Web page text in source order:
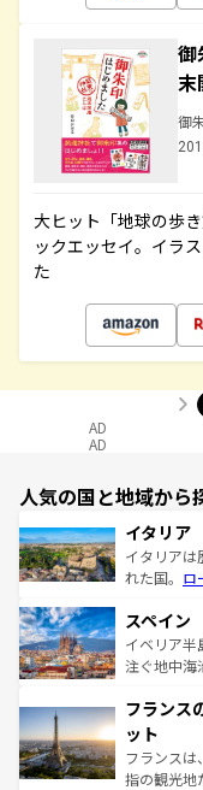
末
御
大ヒット「地球の歩
ックエッセイ。イラ
た
AD
AD
人気の国と地域から
イタリア
イタリアは
れた国。 ロ
ろん、トス
景など、自
ピザやパス
ませてくれ
なお、新着
しい。
スペイン
イベリア半
注ぐ地中海
文化が根付
れる闘牛、
る。首都マ
アートに溢
フランス
ット
フランスは
指の観光地